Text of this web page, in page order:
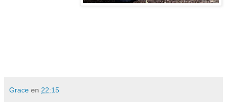
Grace en 22:15